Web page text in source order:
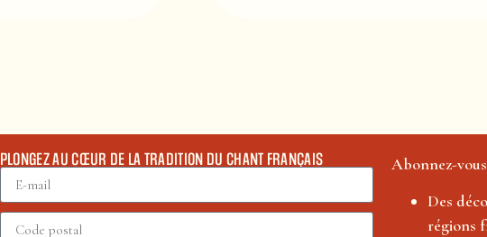
PLONGEZ AU CŒUR DE LA TRADITION DU CHANT FRANÇAIS
Abonnez-
Des
régions